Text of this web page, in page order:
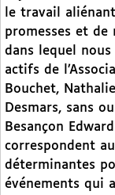
le travail
promesses et de
dans lequel
actifs de
Bouchet,
Desmars, sans
Besançon
correspondent
déterminantes
événements qui